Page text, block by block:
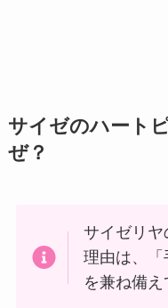
サイゼのハート
ぜ？
サイゼリ
理由は、
を兼ね備え